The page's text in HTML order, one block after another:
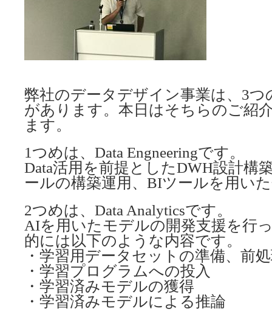
弊社のデータデザイン事業は、3
があります。本日はそちらのご紹
ます。
1つめは、Data Engneeringです。
Data活用を前提としたDWH設計構
ールの構築運用、BIツールを用い
2つめは、Data Analyticsです。
AIを用いたモデルの開発支援を行
的には以下のような内容です。
・学習用データセットの準備、前
・学習プログラムへの投入
・学習済みモデルの獲得
・学習済みモデルによる推論